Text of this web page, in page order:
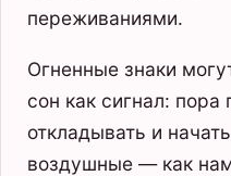
переживаниями.
Огненные знаки
сон как сигнал: пора
откладывать и
воздушные — как